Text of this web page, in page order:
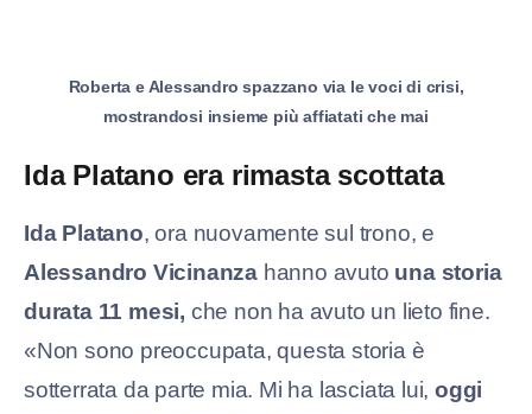
Roberta e Alessandro spazzano via le voci di crisi,
mostrandosi insieme più affiatati che mai
Ida Platano era rimasta scottata
Ida Platano, ora nuovamente sul trono, e
Alessandro Vicinanza hanno avuto una storia
durata 11 mesi, che non ha avuto un lieto fine.
«Non sono preoccupata, questa storia è
sotterrata da parte mia. Mi ha lasciata lui, oggi